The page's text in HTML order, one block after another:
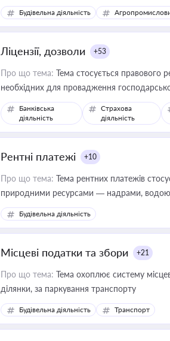
ресурсами
Будівельна діяльність
Ліцензії, дозволи +53
Про що тема: Тема стосується правового
необхідних для провадження
Банківська
діяльність
Страхова
діяльність
Рентні платежі +10
Про що тема: Тема рентних платежів
природними ресурсами — надрами,
Будівельна діяльність
Місцеві податки та збори +21
Про що тема: Тема охоплює систему
ділянки, за паркування транспорту
Будівельна діяльність Транспорт